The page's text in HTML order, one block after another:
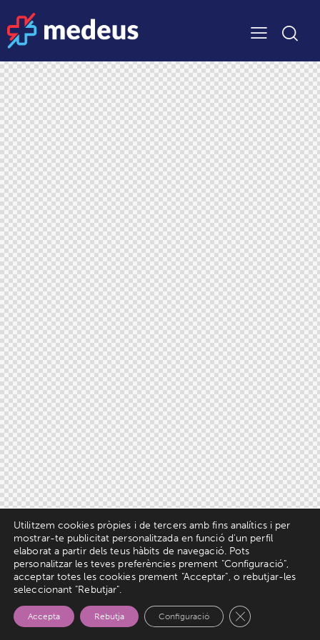
Utilitzem cookies pròpies i de tercers amb fins analítics i per
mostrar-te publicitat personalitzada en funció d'un perfil
elaborat a partir dels teus hàbits de navegació. Pots
personalitzar les teves preferències prement "Configuració",
acceptar totes les cookies prement "Acceptar", o rebutjar-les
seleccionant "Rebutjar".
Accepta Rebutja Configuració Tanca el bàner